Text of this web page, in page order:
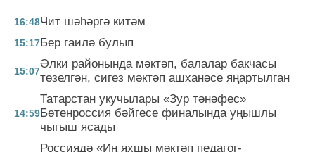
16:48Чит шәһәргә китәм
15:17Бер гаилә булып
15:07
Әлки районында мәктәп, балалар бакчасы
төзелгән, сигез мәктәп ашханәсе яңартылган
14:59
Татарстан укучылары «Зур тәнәфес»
Бөтенроссия бәйгесе финалында уңышлы
чыгыш ясады
Россиядә «Иң яхшы мәктәп педагог-